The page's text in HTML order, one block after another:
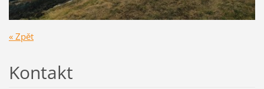
« Zpět
Kontakt